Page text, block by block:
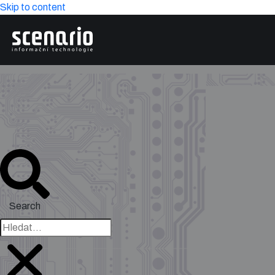
Skip to content
Search